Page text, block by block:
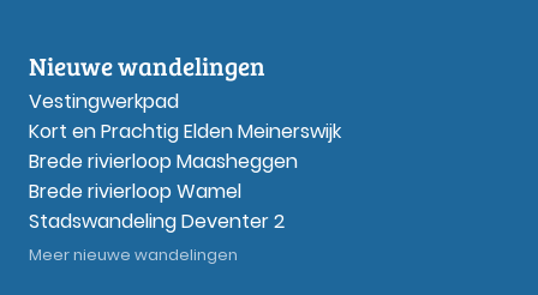
Nieuwe wandelingen
Vestingwerkpad
Kort en Prachtig Elden Meinerswijk
Brede rivierloop Maasheggen
Brede rivierloop Wamel
Stadswandeling Deventer 2
Meer nieuwe wandelingen